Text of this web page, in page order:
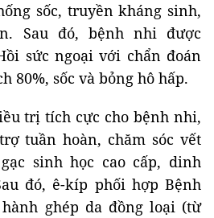
sốc, truyền kháng sinh,
Sau đó, bệnh nhi được
sức ngoại với chẩn đoán
80%, sốc và bỏng hô hấp.
trị tích cực cho bệnh nhi,
tuần hoàn, chăm sóc vết
sinh học cao cấp, dinh
đó, ê-kíp phối hợp Bệnh
ghép da đồng loại (từ